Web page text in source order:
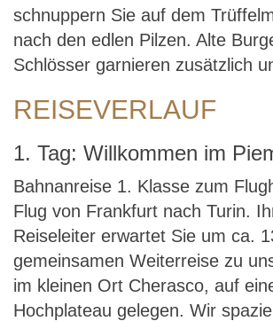
schnuppern Sie auf dem
nach den edlen Pilzen. Alte
Schlösser garnieren zusätzlich
REISEVERLAUF
1. Tag: Willkommen im
Bahnanreise 1. Klasse zum
Flug von Frankfurt nach Turin.
Reiseleiter erwartet Sie um ca.
gemeinsamen Weiterreise zu
im kleinen Ort Cherasco, auf
Hochplateau gelegen. Wir